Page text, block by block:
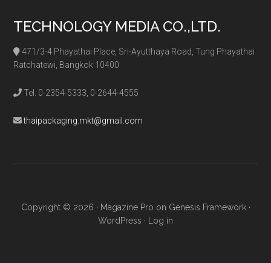
TECHNOLOGY MEDIA CO.,LTD.
471/3-4 Phayathai Place, Sri-Ayutthaya Road, Tung Phayathai
Ratchatewi, Bangkok 10400
Tel. 0-2354-5333, 0-2644-4555
thaipackaging.mkt@gmail.com
Copyright © 2026 · Magazine Pro on Genesis Framework·
WordPress · Log in